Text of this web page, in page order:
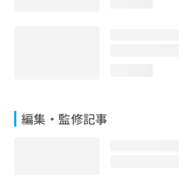
編集・監修記事